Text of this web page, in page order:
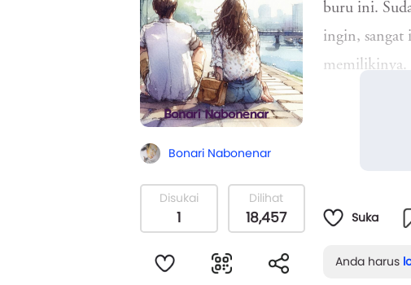
Bonari Nabonenar
Disukai
1
Dilihat
18,457
buru ini.
ingin, sangat
memilikinya.
Suka
Anda harus